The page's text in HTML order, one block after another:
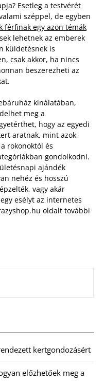
Esetleg a testvérét
széppel, de egyben
férfinak egy azon témák
lehetnek az emberek
küldetésnek is
csak akkor, ha nincs
beszerezheti az
kínálatában,
meg a
hogy az egyedi
aratnak, mint azok,
rokonoktól és
gondolkodni.
ajándék
nehéz és hosszú
vagy akár
esélyt az internetes
oldalt további
kertgondozásért
előzhetőek meg a